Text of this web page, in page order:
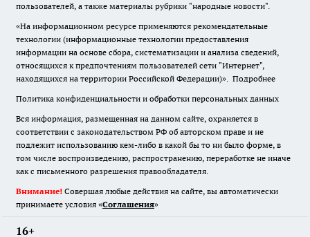
пользователей, а также материалы рубрики "народные новости".
«На информационном ресурсе применяются рекомендательные
технологии (информационные технологии предоставления
информации на основе сбора, систематизации и анализа сведений,
относящихся к предпочтениям пользователей сети "Интернет",
находящихся на территории Российской Федерации)». Подробнее
Политика конфиденциальности и обработки персональных данных
Вся информация, размещенная на данном сайте, охраняется в
соответствии с законодательством РФ об авторском праве и не
подлежит использованию кем-либо в какой бы то ни было форме, в
том числе воспроизведению, распространению, переработке не иначе
как с письменного разрешения правообладателя.
Внимание! Совершая любые действия на сайте, вы автоматически
принимаете условия «Cоглашения»
16+